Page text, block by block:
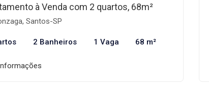
à Venda com 2 quartos, 68m²
Santos-SP
2 Banheiros 1 Vaga 68 m²